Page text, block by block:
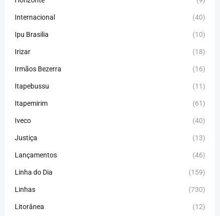
Internacional (40)
Ipu Brasilia (10)
Irizar (18)
Irmãos Bezerra (16)
Itapebussu (11)
Itapemirim (61)
Iveco (40)
Justiça (13)
Lançamentos (46)
Linha do Dia (159)
Linhas (730)
Litorânea (12)